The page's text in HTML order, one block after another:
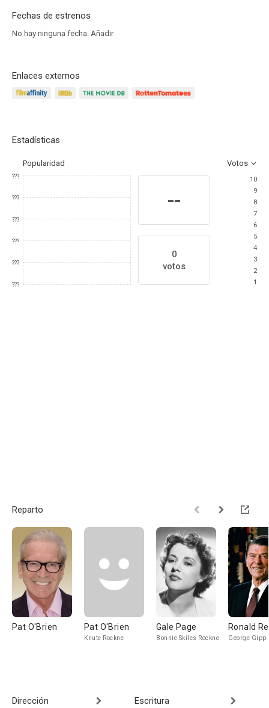
Fechas de estrenos
No hay ninguna fecha. Añadir
Enlaces externos
Estadísticas
Popularidad Votos
???
???
???
???
???
???
--
0
votos
10
9
8
7
6
5
4
3
2
1
Reparto
Pat O'Brien Pat O'Brien
Knute Rockne
Gale Page
Bonnie Skiles Rockne
Ronald
George Gipp
Dirección Escritura